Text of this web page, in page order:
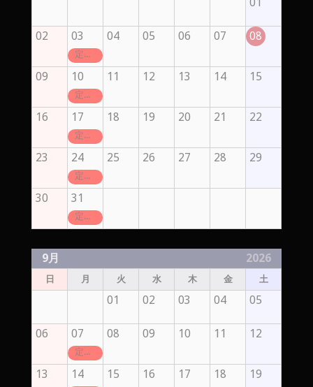
02 03
定休日
04 05 06 07 08
09 10
定休日
11 12 13 14 15
16 17
定休日
18 19 20 21 22
23 24
定休日
25 26 27 28 29
30 31
定休日
9月 2026
日 月 火 水 木 金 土
01 02 03 04 05
06 07
定休日
08 09 10 11 12
13 14 15 16 17 18 19